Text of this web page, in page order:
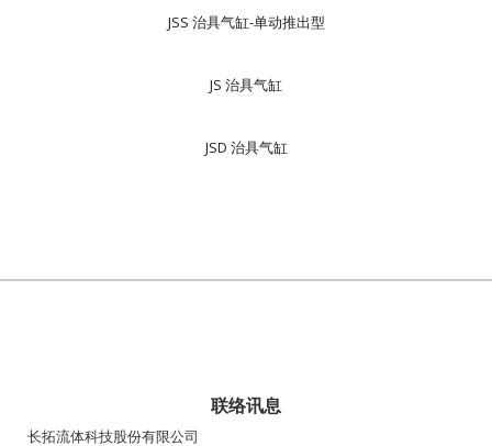
JSS 治具气缸-单动推出型
JS 治具气缸
JSD 治具气缸
联络讯息
长拓流体科技股份有限公司